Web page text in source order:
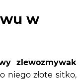
w
zlewozmywak
niego złote sitko,